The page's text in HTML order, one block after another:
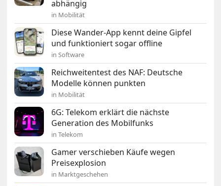
abhängig
in Mobilität
Diese Wander-App kennt deine Gipfel
und funktioniert sogar offline
in Software
Reichweitentest des NAF: Deutsche
Modelle können punkten
in Mobilität
6G: Telekom erklärt die nächste
Generation des Mobilfunks
in Telekom
Gamer verschieben Käufe wegen
Preisexplosion
in Marktgeschehen